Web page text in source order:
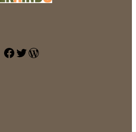
Facebook
Twitter
WordPress